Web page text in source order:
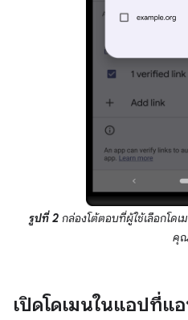
รูปที่ 2 กล่องโต้ตอบที่ผู้ใช้เลือกโด
คุ
เปิดโดเมนในแอปที่แ